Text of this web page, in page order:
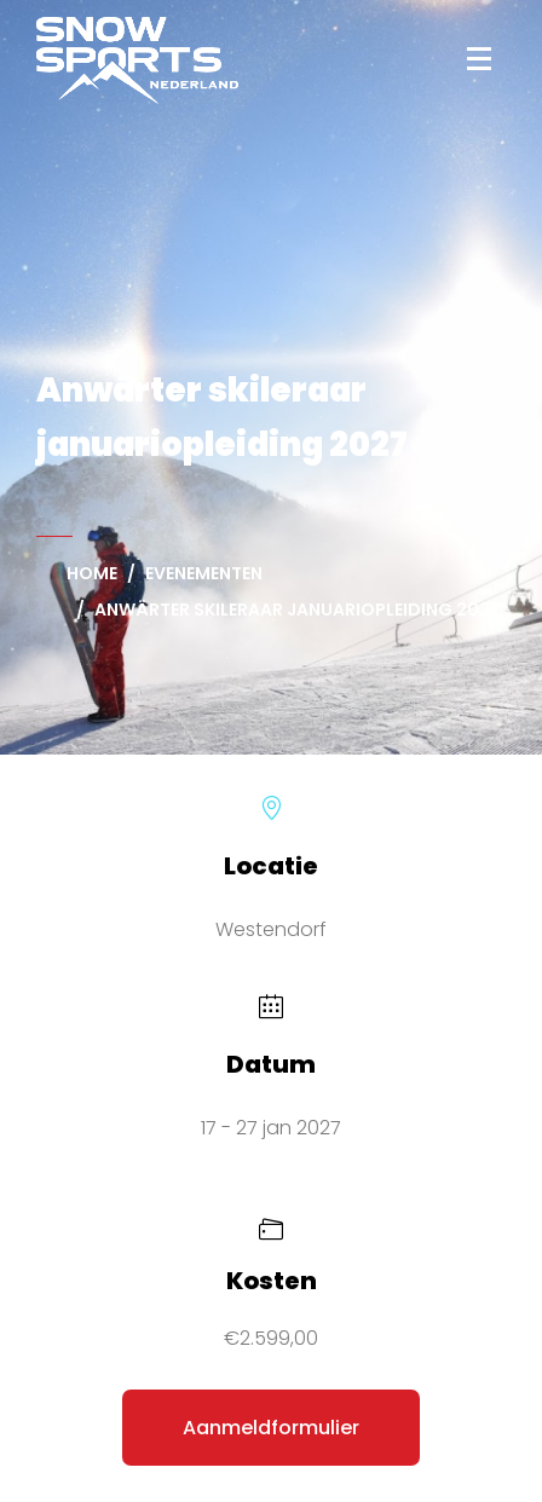
Anwärter skileraar
januariopleiding 2027
HOME
EVENEMENTEN
ANWÄRTER SKILERAAR JANUARIOPLEIDING 2027
Locatie
Westendorf
Datum
17 - 27 jan 2027
Kosten
€2.599,00
Aanmeldformulier